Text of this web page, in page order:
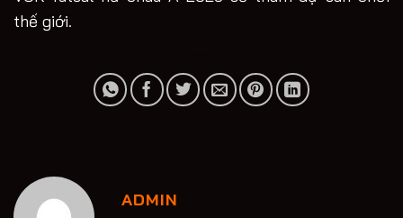
thế giới.
ADMIN